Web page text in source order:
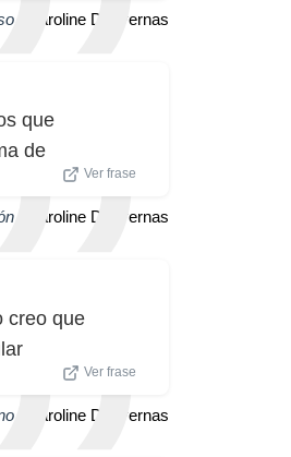
| Caroline Dhavernas
que
de
Ver frase
| Caroline Dhavernas
creo que
Ver frase
| Caroline Dhavernas